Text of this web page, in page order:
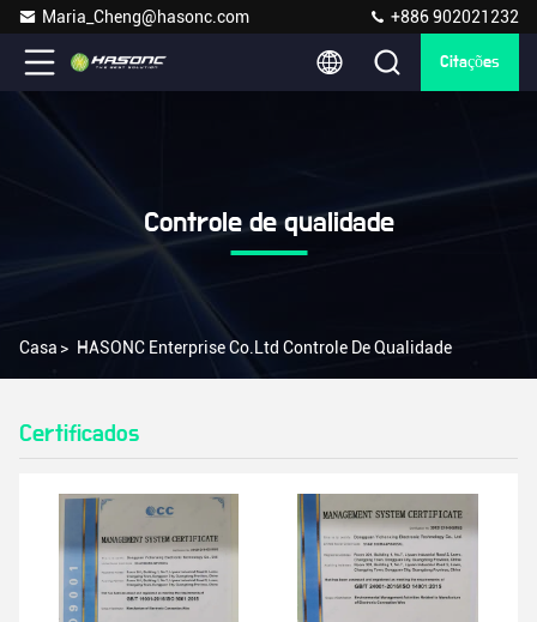
Maria_Cheng@hasonc.com +886 902021232
Citações
Controle de qualidade
Casa > HASONC Enterprise Co.Ltd Controle De Qualidade
Certificados